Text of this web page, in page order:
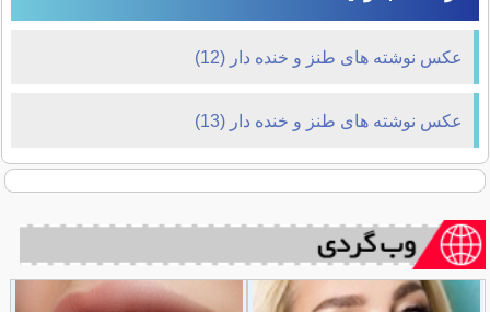
عکس نوشته های طنز و خنده دار (12)
عکس نوشته های طنز و خنده دار (13)